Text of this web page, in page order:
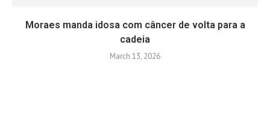
Moraes manda idosa com câncer de volta para a
cadeia
March 13, 2026